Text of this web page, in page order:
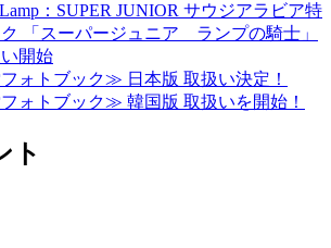
：SUPER JUNIOR サウジアラビア特
「スーパージュニア ランプの騎士」
開始
ォトブック≫ 日本版 取扱い決定！
ォトブック≫ 韓国版 取扱いを開始！
ト